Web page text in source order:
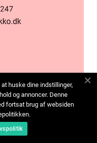
huske dine indstillinger,
og annoncer. Denne
fortsat brug af websiden